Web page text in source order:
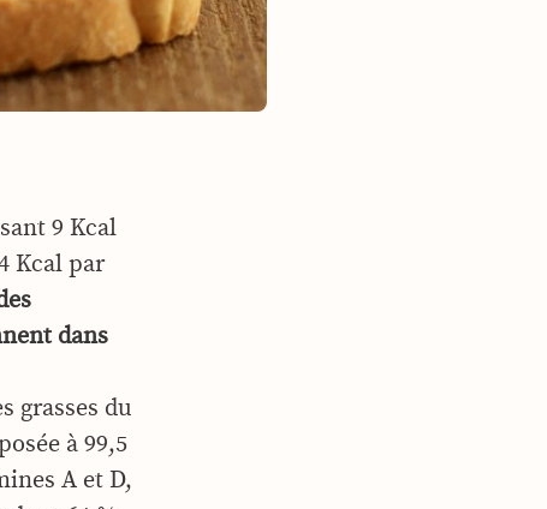
9 Kcal
Kcal par
dans
grasses du
à 99,5
A et D,